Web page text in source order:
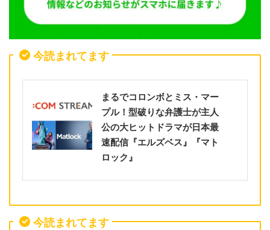
今読まれてます
まるでコロンボとミス・マー
プル！型破りな弁護士が主人
公の大ヒットドラマが日本最
速配信『エルズベス』『マト
ロック』
今読まれてます